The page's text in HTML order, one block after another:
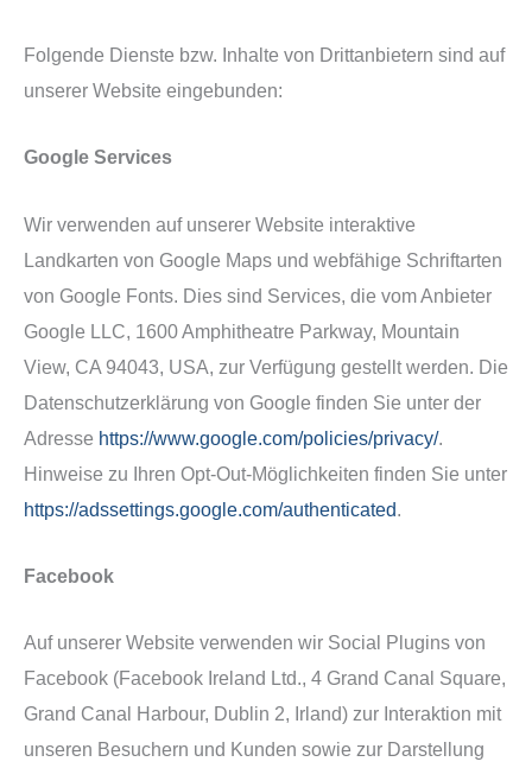
Folgende Dienste bzw. Inhalte von Drittanbietern sind auf
unserer Website eingebunden:
Google Services
Wir verwenden auf unserer Website interaktive
Landkarten von Google Maps und webfähige Schriftarten
von Google Fonts. Dies sind Services, die vom Anbieter
Google LLC, 1600 Amphitheatre Parkway, Mountain
View, CA 94043, USA, zur Verfügung gestellt werden. Die
Datenschutzerklärung von Google finden Sie unter der
Adresse https://www.google.com/policies/privacy/.
Hinweise zu Ihren Opt-Out-Möglichkeiten finden Sie unter
https://adssettings.google.com/authenticated
Facebook
Auf unserer Website verwenden wir Social Plugins von
Facebook (Facebook Ireland Ltd., 4 Grand Canal Square,
Grand Canal Harbour, Dublin 2, Irland) zur Interaktion mit
unseren Besuchern und Kunden sowie zur Darstellung